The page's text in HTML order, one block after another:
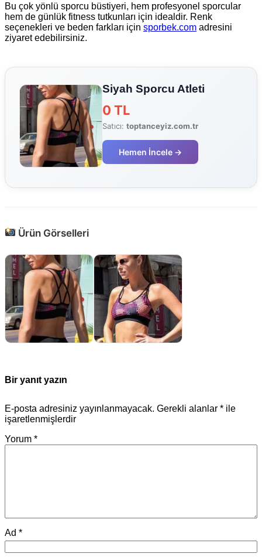
Bu çok yönlü sporcu büstiyeri, hem profesyonel sporcular
hem de günlük fitness tutkunları için idealdir. Renk
seçenekleri ve beden farkları için sporbek.com adresini
ziyaret edebilirsiniz.
Siyah Sporcu Atleti
0 TL
Satıcı: toptanceyiz.com.tr
Hemen İncele →
Ürün Görselleri
Bir yanıt yazın
E-posta adresiniz yayınlanmayacak. Gerekli alanlar * ile
işaretlenmişlerdir
Yorum *
Ad *